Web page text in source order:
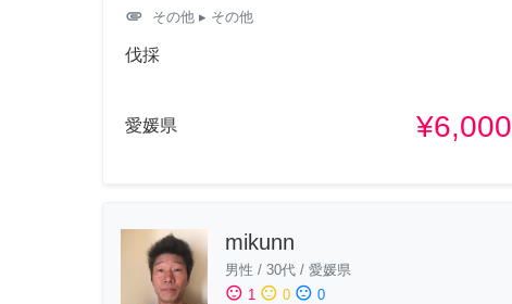
attachment その他 ▸ その他
伐採
愛媛県 ¥6,000
mikunn
男性 / 30代 / 愛媛県
sentiment_satisfied 1 sentiment_neutral 0 sentiment_dissatisfied 0